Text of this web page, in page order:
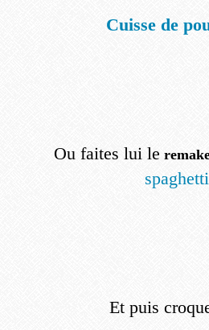
Cuisse de
Ou faites lui le
Et puis